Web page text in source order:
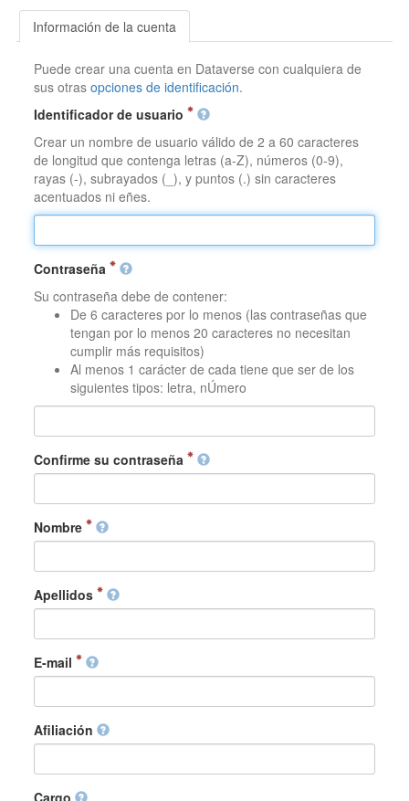
Información de la cuenta
Puede crear una cuenta en Dataverse con cualquiera de
sus otrasopciones de identificación.
Identificador de usuario
Crear un nombre de usuario válido de 2 a 60 caracteres
de longitud que contenga letras (a-Z), números (0-9),
rayas (-), subrayados (_), y puntos (.) sin caracteres
acentuados ni eñes.
Contraseña
Su contraseña debe de contener:
De 6 caracteres por lo menos (las contraseñas que
tengan por lo menos 20 caracteres no necesitan
cumplir más requisitos)
Al menos 1 carácter de cada tiene que ser de los
siguientes tipos: letra, nÚmero
Confirme su contraseña
Nombre
Apellidos
E-mail
Afiliación
Cargo